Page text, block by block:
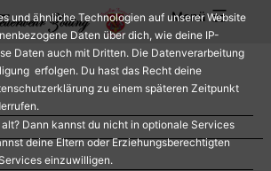
Menü
und ähnliche Technologien auf unserer Website
Daten über dich, wie deine IP-
Daten auch mit Dritten. Die Datenverarbeitung
erfolgen. Du hast das Recht deine
zu einem späteren Zeitpunkt
Dann kannst du nicht in optionale Services
deine Eltern oder Erziehungsberechtigten
einzuwilligen.